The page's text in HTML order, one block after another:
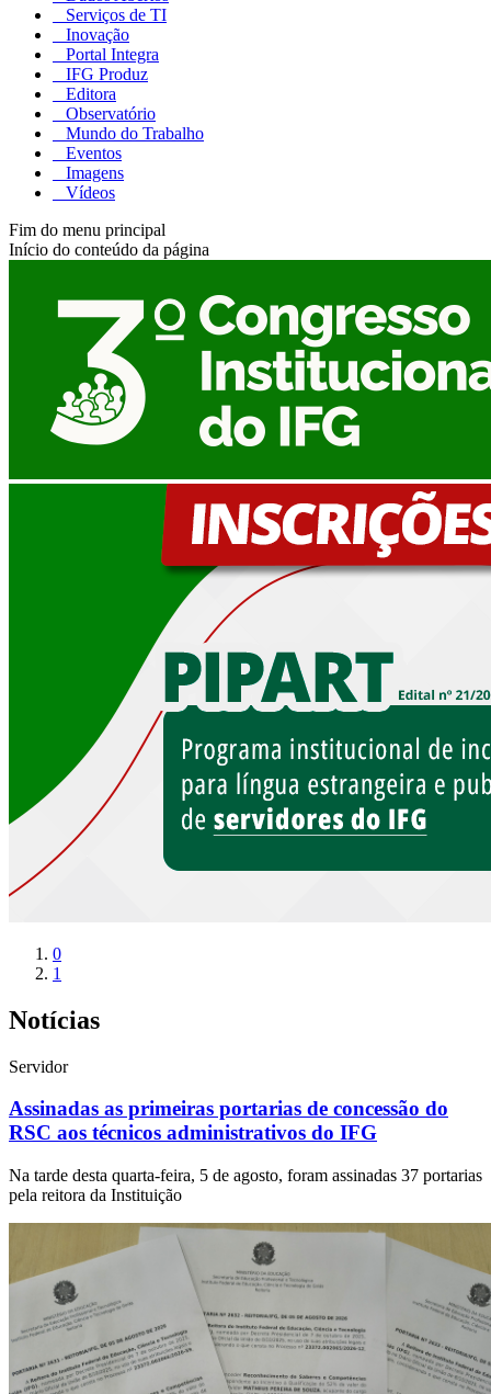
Serviços de TI
Inovação
Portal Integra
IFG Produz
Editora
Observatório
Mundo do Trabalho
Eventos
Imagens
Vídeos
Fim do menu principal
Início do conteúdo da página
0
1
Notícias
Servidor
Assinadas as primeiras portarias de concessão do
RSC aos técnicos administrativos do IFG
Na tarde desta quarta-feira, 5 de agosto, foram assinadas 37 portarias
pela reitora da Instituição